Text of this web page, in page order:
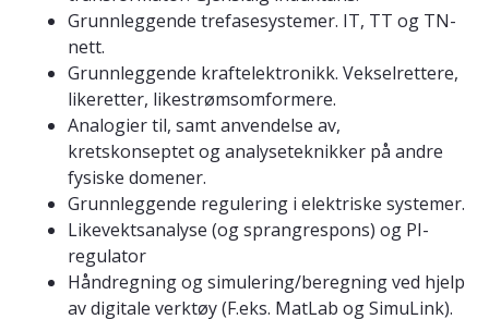
Grunnleggende trefasesystemer. IT, TT og TN-
nett.
Grunnleggende kraftelektronikk. Vekselrettere,
likeretter, likestrømsomformere.
Analogier til, samt anvendelse av,
kretskonseptet og analyseteknikker på andre
fysiske domener.
Grunnleggende regulering i elektriske systemer.
Likevektsanalyse (og sprangrespons) og PI-
regulator
Håndregning og simulering/beregning ved hjelp
av digitale verktøy (F.eks. MatLab og SimuLink).